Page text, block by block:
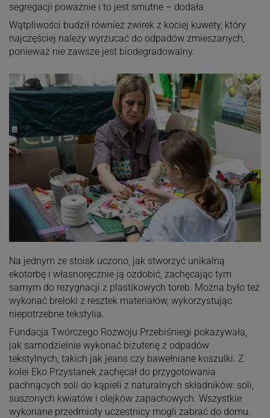
segregacji poważnie i to jest smutne – dodała.
Wątpliwości budził również żwirek z kociej kuwety, który
najczęściej należy wyrzucać do odpadów zmieszanych,
ponieważ nie zawsze jest biodegradowalny.
Na jednym ze stoisk uczono, jak stworzyć unikalną
ekotorbę i własnoręcznie ją ozdobić, zachęcając tym
samym do rezygnacji z plastikowych toreb. Można było też
wykonać breloki z resztek materiałów, wykorzystując
niepotrzebne tekstylia.
Fundacja Twórczego Rozwoju Przebiśniegi pokazywała,
jak samodzielnie wykonać biżuterię z odpadów
tekstylnych, takich jak jeans czy bawełniane koszulki. Z
kolei Eko Przystanek zachęcał do przygotowania
pachnących soli do kąpieli z naturalnych składników: soli,
suszonych kwiatów i olejków zapachowych. Wszystkie
wykonane przedmioty uczestnicy mogli zabrać do domu.